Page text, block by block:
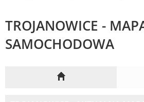
TROJANOWICE -
SAMOCHODOWA